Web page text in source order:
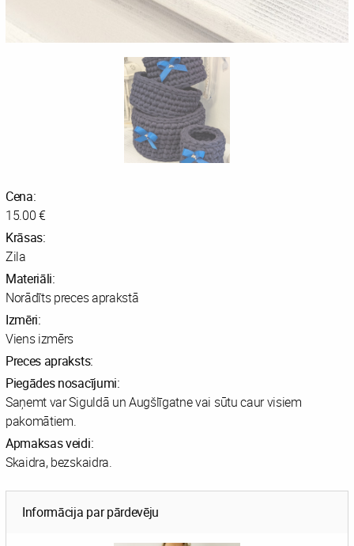
Cena:
15.00 €
Krāsas:
Zila
Materiāli:
Norādīts preces aprakstā
Izmēri:
Viens izmērs
Preces apraksts:
Piegādes nosacījumi:
Saņemt var Siguldā un Augšlīgatne vai sūtu caur visiem
pakomātiem.
Apmaksas veidi:
Skaidra, bezskaidra.
Informācija par pārdevēju